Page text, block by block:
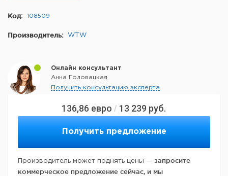
136,86 евро / 13 239 руб.
Получить предложение
Производитель может поднять цены — запросите
коммерческое предложение сейчас, и мы
Код: 108509
Производитель: WTW
Онлайн консультант
Анна Головацкая
Получить консультацию эксперта